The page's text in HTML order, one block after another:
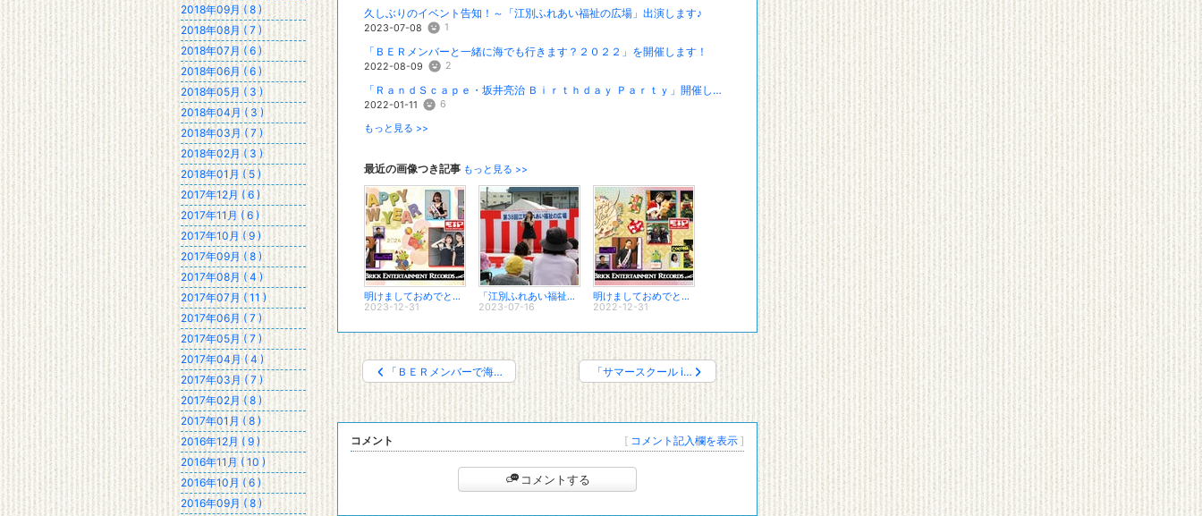
久しぶりのイベント告知！～「江別ふれあい福祉の広場」出演します♪
2023-07-08 1
「ＢＥＲメンバーと一緒に海でも行きます？２０２２」を開催します！
2022-08-09 2
「ＲａｎｄＳｃａｐｅ・坂井亮治 Ｂｉｒｔｈｄａｙ Ｐａｒｔｙ」開催します！
2022-01-11 6
もっと見る >>
最近の画像つき記事 もっと見る >>
明けましておめでとうございます！～２０２４～
2023-12-31
「江別ふれあい福祉の広場」出演しました！
2023-07-16
明けましておめでとうございます！
2022-12-31
「ＢＥＲメンバーで海… 「サマースクール i…
[ コメント記入欄を表示 ]
コメント
コメントする
2018年09月 ( 8 )
2018年08月 ( 7 )
2018年07月 ( 6 )
2018年06月 ( 6 )
2018年05月 ( 3 )
2018年04月 ( 3 )
2018年03月 ( 7 )
2018年02月 ( 3 )
2018年01月 ( 5 )
2017年12月 ( 6 )
2017年11月 ( 6 )
2017年10月 ( 9 )
2017年09月 ( 8 )
2017年08月 ( 4 )
2017年07月 ( 11 )
2017年06月 ( 7 )
2017年05月 ( 7 )
2017年04月 ( 4 )
2017年03月 ( 7 )
2017年02月 ( 8 )
2017年01月 ( 8 )
2016年12月 ( 9 )
2016年11月 ( 10 )
2016年10月 ( 6 )
2016年09月 ( 8 )